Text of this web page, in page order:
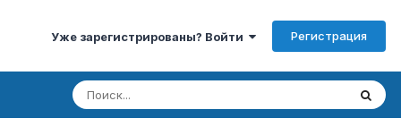
Уже зарегистрированы? Войти Регистрация